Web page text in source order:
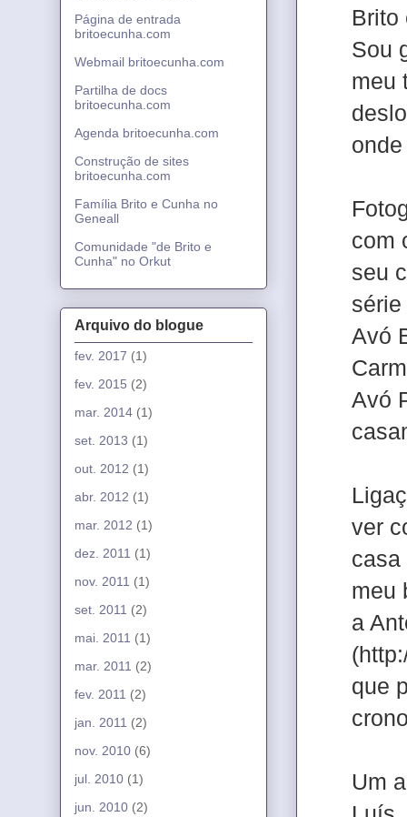
Brito
Sou
meu
com
seu
Avó
Avó
ver
casa
meu
a
que
Um
Página de entrada
britoecunha.com
Webmail britoecunha.com
Partilha de docs
britoecunha.com
Agenda britoecunha.com
Construção de sites
britoecunha.com
Família Brito e Cunha no
Geneall
Comunidade "de Brito e
Cunha" no Orkut
Arquivo do blogue
fev. 2017 (1)
fev. 2015 (2)
mar. 2014 (1)
set. 2013 (1)
out. 2012 (1)
abr. 2012 (1)
mar. 2012 (1)
dez. 2011 (1)
nov. 2011 (1)
set. 2011 (2)
mai. 2011 (1)
mar. 2011 (2)
fev. 2011 (2)
jan. 2011 (2)
nov. 2010 (6)
jul. 2010 (1)
jun. 2010 (2)